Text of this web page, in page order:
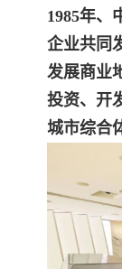
1985年、
企业共同
发展商业
投资、开
城市综合